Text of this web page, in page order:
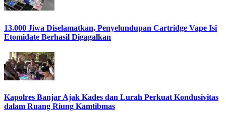
13.000 Jiwa Diselamatkan, Penyelundupan Cartridge Vape Isi
Etomidate Berhasil Digagalkan
Kapolres Banjar Ajak Kades dan Lurah Perkuat Kondusivitas
dalam Ruang Riung Kamtibmas